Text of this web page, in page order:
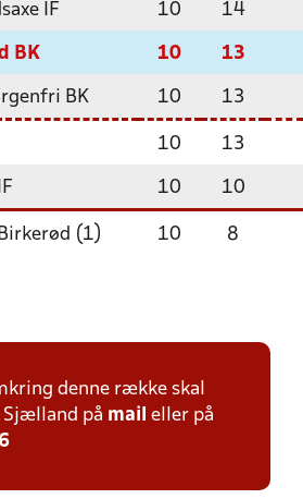
IF 10 14
BK 10 13
BK 10 13
10 13
10 10
(1) 10 8
denne række skal
Sjælland på mail eller på